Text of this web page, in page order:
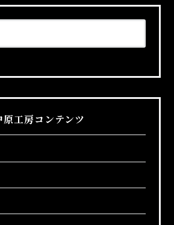
原工房コンテンツ